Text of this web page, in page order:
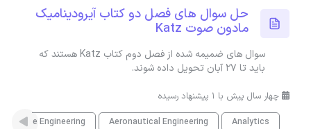
حل سوال های فصل دو کتاب آیرودینامیک
مادون صوت Katz
سوال های ضمیمه شده از فصل دوم کتاب Katz هستند که
باید تا 27 آبان تحویل داده شوند.
چهار سال پیش با 1 پیشنهاد رسیده
Analytics
Aeronautical Engineering
Engineering